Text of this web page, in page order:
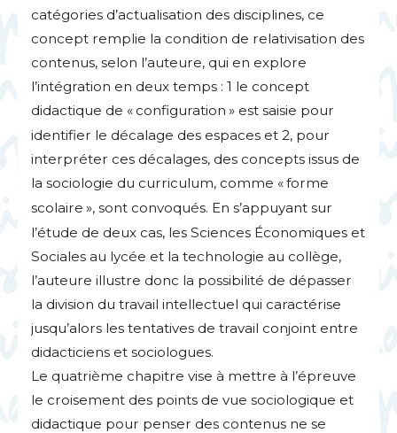
catégories d’actualisation des disciplines, ce
concept remplie la condition de relativisation des
contenus, selon l’auteure, qui en explore
l’intégration en deux temps : 1 le concept
didactique de « configuration » est saisie pour
identifier le décalage des espaces et 2, pour
interpréter ces décalages, des concepts issus de
la sociologie du curriculum, comme «forme
scolaire », sont convoqués. En s’appuyant sur
l’étude de deux cas, les Sciences Économiques et
Sociales au lycée et la technologie au collège,
l’auteure illustre donc la possibilité de dépasser
la division du travail intellectuel qui caractérise
jusqu’alors les tentatives de travail conjoint entre
didacticiens et sociologues.
Le quatrième chapitre vise à mettre à l’épreuve
le croisement des points de vue sociologique et
didactique pour penser des contenus ne se